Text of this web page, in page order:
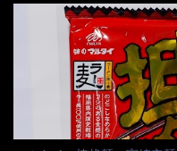
1280円と云った感じです。
たかって？ それは非常に言
て、激安だったとだけ申し
ハイ、約15分ほど茹で上げ
ので少し柔らかく・・・ 茹
＜細い＞です。 どちらかと
てこれを、どの様に食べる
当している。 まずはこれを
お皿＞である。 直ぐに気
ゃないか！？ ハイ、山で
かつ屋のキャベツと比べた
メイン（主流は1,000超）＋
れ程では安い訳でも無いが
なメニューのなかで、リー